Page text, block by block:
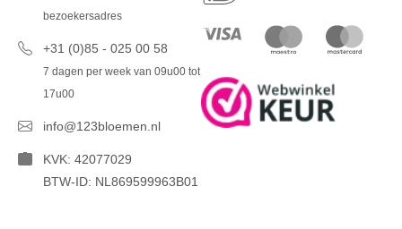
bezoekersadres
+31 (0)85 - 025 00 58
7 dagen per week van 09u00 tot
17u00
info@123bloemen.nl
KVK: 42077029
BTW-ID: NL869599963B01